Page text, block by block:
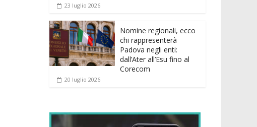
23 luglio 2026
Nomine regionali, ecco
chi rappresenterà
Padova negli enti:
dall’Ater all’Esu fino al
Corecom
20 luglio 2026